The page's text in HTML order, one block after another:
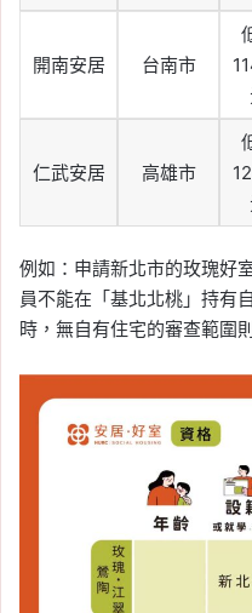
開南安居 台南市
仁武安居 高雄市
例如：申請新北市的玫瑰好
員不能在「基北北桃」持有
時，無自有住宅的審查範圍